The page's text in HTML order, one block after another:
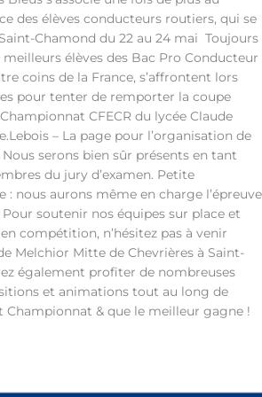
des élèves conducteurs routiers, qui se
Chamond du 22 au 24 mai Toujours
élèves des Bac Pro Conducteur
coins de la France, s’affrontent lors
pour tenter de remporter la coupe
CFECR du lycée Claude
– La page pour l’organisation de
serons bien sûr présents en tant
du jury d’examen. Petite
: nous aurons même en charge l’épreuve
soutenir nos équipes sur place et
compétition, n’hésitez pas à venir
Melchior Mitte de Chevrières à Saint-
également profiter de nombreuses
et animations tout au long de
Championnat & que le meilleur gagne !